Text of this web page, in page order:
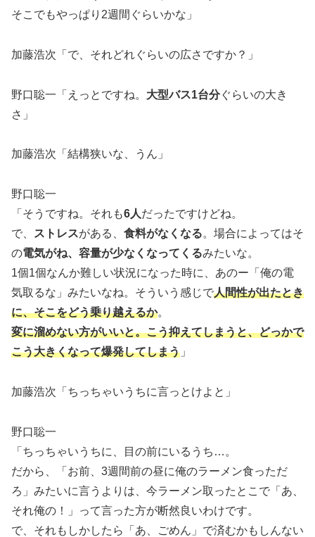
そこでもやっぱり2週間ぐらいかな」
加藤浩次「で、それどれぐらいの広さですか？」
野口聡一「えっとですね。 大型バス1台分ぐらいの大き
さ」
加藤浩次「結構狭いな、うん」
野口聡一
「そうですね。それも6人だったですけどね。
で、
ストレスがある、 食料がなくなる。場合によってはそ
の電気がね、容量が少なくなってくるみたいな。
1個1個なんか難しい状況になった時に、あのー「俺の電
気取るな」みたいなね。そういう感じで人間性が出たとき
に、そこをどう乗り越えるか。
変に溜めない方がいいと。こう抑えてしまうと、どっかで
こう大きくなって爆発してしまう 」
加藤浩次「ちっちゃいうちに言っとけよと」
野口聡一
「ちっちゃいうちに、目の前にいるうち…。
だから、「お前、3週間前の昼に俺のラーメン食っただ
ろ」みたいに言うよりは、今ラーメン取ったとこで「あ、
それ俺の！」って言った方が断然良いわけです。
で、それもしかしたら「あ、ごめん」で済むかもしんない